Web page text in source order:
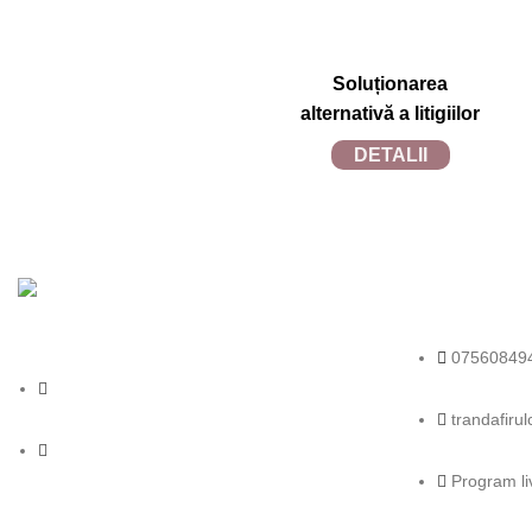
Soluționarea
alternativă a litigiilor
DETALII
Program